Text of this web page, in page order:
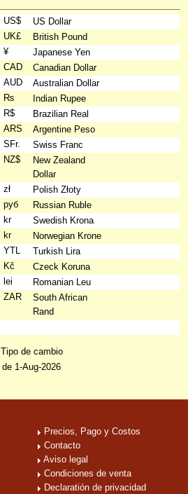
US$
US Dollar
UK£
British Pound
¥
Japanese Yen
CAD
Canadian Dollar
AUD
Australian Dollar
₨
Indian Rupee
R$
Brazilian Real
ARS
Argentine Peso
SFr.
Swiss Franc
NZ$
New Zealand
Dollar
zł
Polish Złoty
руб
Russian Ruble
kr
Swedish Krona
kr
Norwegian Krone
YTL
Turkish Lira
Kč
Czeck Koruna
lei
Romanian Leu
ZAR
South African
Rand
Tipo de cambio
de 1-Aug-2026
Precios, Pago y Costos
Contacto
Aviso legal
Condiciones de venta
Declaratión de privacidad